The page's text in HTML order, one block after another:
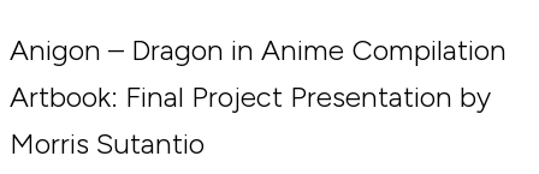
Anigon – Dragon in Anime Compilation
Artbook: Final Project Presentation by
Morris Sutantio